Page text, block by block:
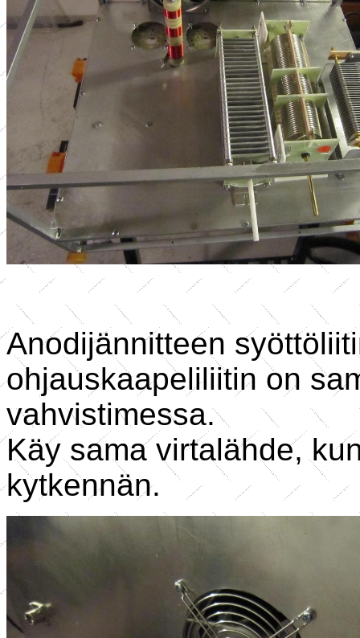
Anodijännitteen
ohjauskaapeliliitin on
vahvistimessa.
Käy sama virtalähde,
kytkennän.